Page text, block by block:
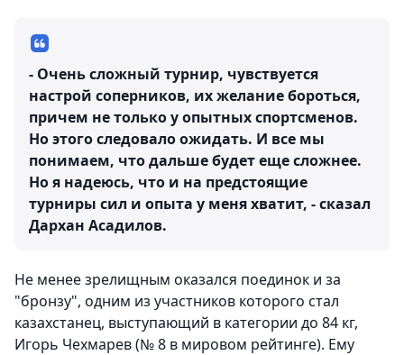
- Очень сложный турнир, чувствуется
настрой соперников, их желание бороться,
причем не только у опытных спортсменов.
Но этого следовало ожидать. И все мы
понимаем, что дальше будет еще сложнее.
Но я надеюсь, что и на предстоящие
турниры сил и опыта у меня хватит, - сказал
Дархан Асадилов.
Не менее зрелищным оказался поединок и за
"бронзу", одним из участников которого стал
казахстанец, выступающий в категории до 84 кг,
Игорь Чехмарев (№ 8 в мировом рейтинге). Ему